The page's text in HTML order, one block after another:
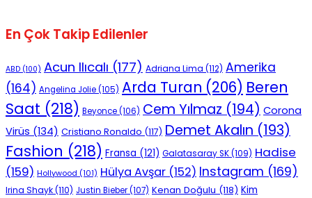
En Çok Takip Edilenler
ABD (100) Acun Ilıcalı (177) Adriana Lima (112) Amerika
(164) Angelina Jolie(105) Arda Turan (206) Beren
Saat (218) Beyonce(106) Cem Yılmaz (194) Corona
Virüs (134) Cristiano Ronaldo (117) Demet Akalın (193)
Fashion (218) Fransa (121) Galatasaray SK(109) Hadise
(159) Hollywood (101) Hülya Avşar (152) Instagram (169)
Irina Shayk(110) Justin Bieber(107) Kenan Doğulu (118) Kim